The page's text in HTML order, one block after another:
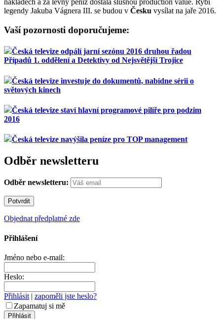
nákladech a za levný peníz dostala slušnou production value. Rybí
legendy Jakuba Vágnera III. se budou v Česku vysílat na jaře 2016.
Vaší pozornosti doporučujeme:
Česká televize odpálí jarní sezónu 2016 druhou řadou
Případů 1. oddělení a Detektivy od Nejsvětější Trojice
Česká televize investuje do dokumentů, nabídne sérii o
světových kinech
Česká televize staví hlavní programové pilíře pro podzim
2016
Česká televize navýšila peníze pro TOP management
Odběr newsletteru
Odběr newsletteru:
Objednat předplatné zde
Přihlášení
Jméno nebo e-mail:
Heslo:
Přihlásit | zapoměli jste heslo?
Zapamatuj si mě